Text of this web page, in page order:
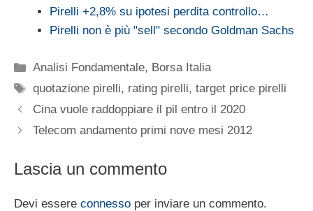
Pirelli +2,8% su ipotesi perdita controllo…
Pirelli non è più "sell" secondo Goldman Sachs
Categorie
Analisi Fondamentale, Borsa Italia
Tag
quotazione pirelli, rating pirelli,target price pirelli
Cina vuole raddoppiare il pil entro il 2020
Telecom andamento primi nove mesi 2012
Lascia un commento
Devi essere connesso per inviare un commento.